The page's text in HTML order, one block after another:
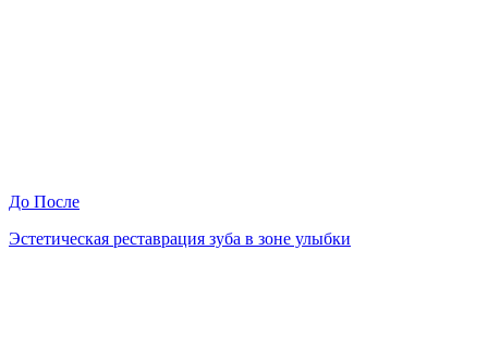
До После
Эстетическая реставрация зуба в зоне улыбки